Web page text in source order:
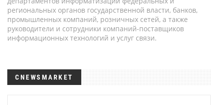
региональных органов государственной власти, банков,
промышленных компаний, розничных сетей, а также
руководители и сотрудники компаний-поставщиков
информационных технологий и услуг связи.
CNEWSMARKET